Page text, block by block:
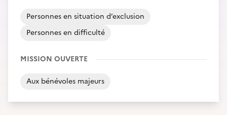
Personnes en situation d’exclusion
Personnes en difficulté
MISSION OUVERTE
Aux bénévoles majeurs